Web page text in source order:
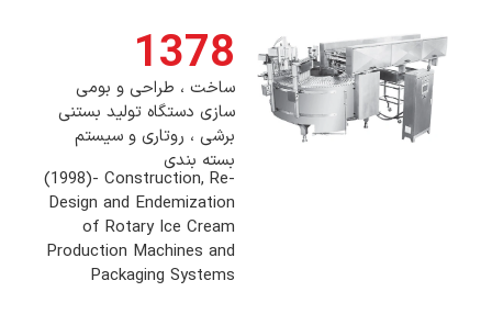
1378
ساخت ، طراحی و بومی
سازی دستگاه تولید بستنی
برشی ، روتاری و سیستم
بسته بندی
(1998)- Construction, Re-
Design and Endemization
of Rotary Ice Cream
Production Machines and
Packaging Systems